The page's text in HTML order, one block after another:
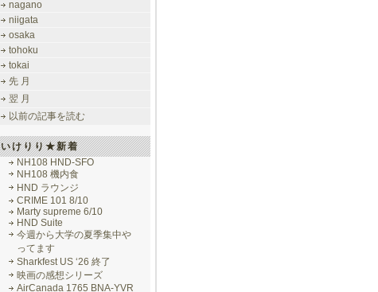
nagano
niigata
osaka
tohoku
tokai
先 月
翌 月
以前の記事を読む
いけりり★新着
NH108 HND-SFO
NH108 機内食
HND ラウンジ
CRIME 101 8/10
Marty supreme 6/10
HND Suite
今週から大学の夏季集中や
ってます
Sharkfest US ‘26 終了
映画の感想シリーズ
AirCanada 1765 BNA-YVR